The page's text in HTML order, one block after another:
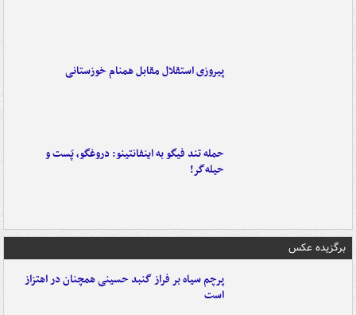
پیروزی استقلال مقابل همنام خوزستانی
حمله تند فیگو به اینفانتینو: دروغگو، پَست‌ و
حیله‌گر!
برگزیده عکس
پرچم سیاه بر فراز گنبد حسینی همچنان در اهتزاز
است